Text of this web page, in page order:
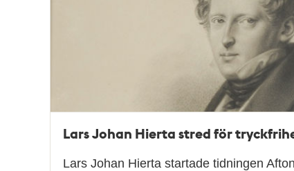
Lars Johan Hierta stred för
Lars Johan Hierta startade tidningen